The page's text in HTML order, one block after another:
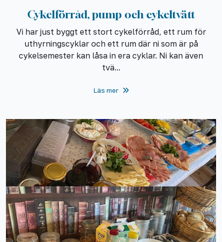
Cykelförråd, pump och cykeltvätt
Vi har just byggt ett stort cykelförråd, ett rum för
uthyrningscyklar och ett rum där ni som är på
cykelsemester kan låsa in era cyklar. Ni kan även
tvä...
Läs mer